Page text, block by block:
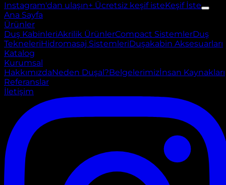
Instagram'dan ulaşın+ Ücretsiz keşif isteKeşif İste
Ana Sayfa
Ürünler
Duş KabinleriAkrilik ÜrünlerCompact SistemlerDuş
TekneleriHidromasaj SistemleriDuşakabin Aksesuarları
Katalog
Kurumsal
HakkımızdaNeden Duşal?Belgelerimizİnsan Kaynakları
Referanslar
İletişim